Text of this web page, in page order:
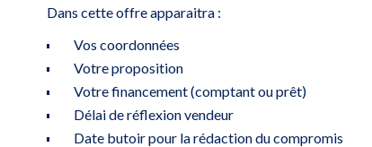
Dans cette offre apparaitra :
Vos coordonnées
Votre proposition
Votre financement (comptant ou prêt)
Délai de réflexion vendeur
Date butoir pour la rédaction du compromis